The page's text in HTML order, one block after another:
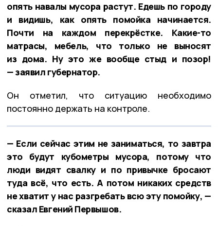
опять навалы мусора растут. Едешь по городу
и видишь, как опять помойка начинается.
Почти на каждом перекрёстке. Какие-то
матрасы, мебель, что только не выносят
из дома. Ну это же вообще стыд и позор!
— заявил губернатор.
Он отметил, что ситуацию необходимо
постоянно держать на контроле.
— Если сейчас этим не заниматься, то завтра
это будут кубометры мусора, потому что
люди видят свалку и по привычке бросают
туда всё, что есть. А потом никаких средств
не хватит у нас разгребать всю эту помойку, —
сказал Евгений Первышов.